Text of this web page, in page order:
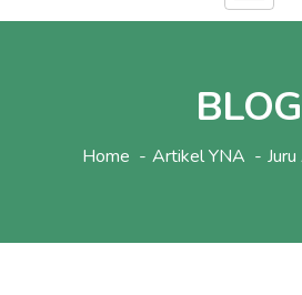
BLOG
Home Artikel YNA